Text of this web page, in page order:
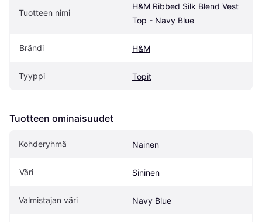
Tuotteen nimi
H&M Ribbed Silk Blend Vest
Top - Navy Blue
Brändi H&M
Tyyppi Topit
Tuotteen ominaisuudet
Kohderyhmä Nainen
Väri Sininen
Valmistajan väri Navy Blue